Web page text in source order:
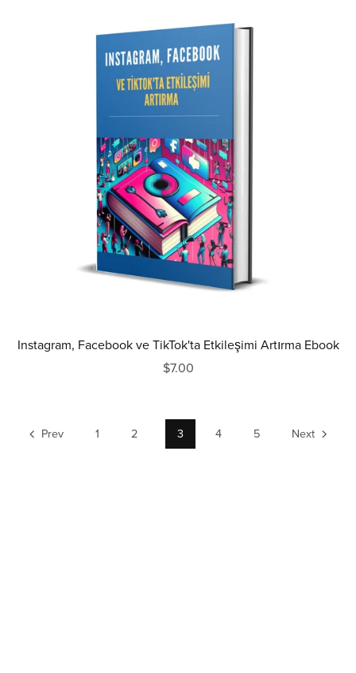
Instagram, Facebook ve TikTok'ta Etkileşimi Artırma Ebook
$7.00
Prev 1 2 3 4 5 Next